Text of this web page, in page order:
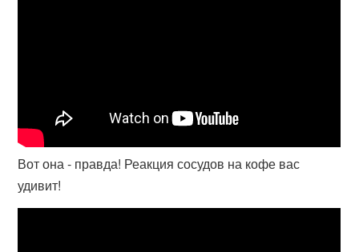
Вот она - правда! Реакция сосудов на кофе вас
удивит!